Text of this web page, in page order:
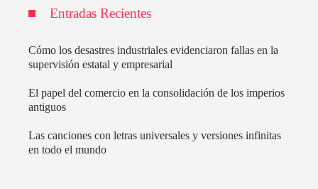
Entradas Recientes
Cómo los desastres industriales evidenciaron fallas en la
supervisión estatal y empresarial
El papel del comercio en la consolidación de los imperios
antiguos
Las canciones con letras universales y versiones infinitas
en todo el mundo